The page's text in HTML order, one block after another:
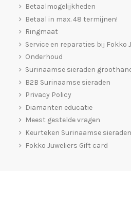
Betaalmogelijkheden
Betaal in max. 48 termijnen!
Ringmaat
Service en reparaties bij Fokko
Onderhoud
Surinaamse sieraden
B2B Surinaamse sieraden
Privacy Policy
Diamanten educatie
Meest gestelde vragen
Keurteken Surinaamse sieraden
Fokko Juweliers Gift card